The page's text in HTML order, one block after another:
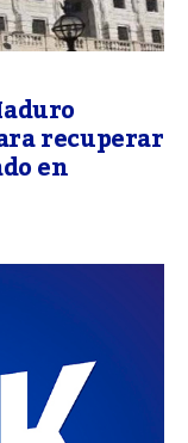
recuperar
en